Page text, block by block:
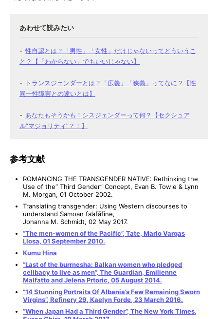
性自認とは？「男性」「女性」だけじゃないってどういうこ
と？【「わからない」でもいいじゃない】
トランスジェンダーとは？「広義」「狭義」ってなに？【性
同一性障害との違いとは】
あなたもそうかも！シスジェンダーって何？【セクシュア
ル“マジョリティ”？！】
参考文献
ROMANCING THE TRANSGENDER NATIVE: Rethinking the
Use of the“ Third Gender” Concept, Evan B. Towle & Lynn
M. Morgan, 01 October 2002.
Translating transgender: Using Western discourses to
understand Samoan fa’afāfine,
Johanna M. Schmidt, 02 May 2017.
“The men-women of the Pacific”, Tate, Mario Vargas
Llosa, 01 September 2010.
Kumu Hina
“Last of the burrnesha: Balkan women who pledged
celibacy to live as men”, The Guardian, Emilienne
Malfatto and Jelena Prtoric, 05 August 2014.
“14 Stunning Portraits Of Albania’s Few Remaining Sworn
Virgins”, Refinery 29, Kaelyn Forde, 23 March 2016.
“When Japan Had a Third Gender”, The New York Times,